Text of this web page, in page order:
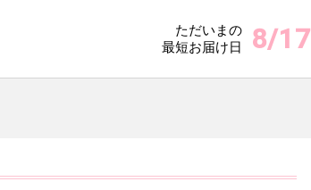
ただいまの
最短お届け日
8/17